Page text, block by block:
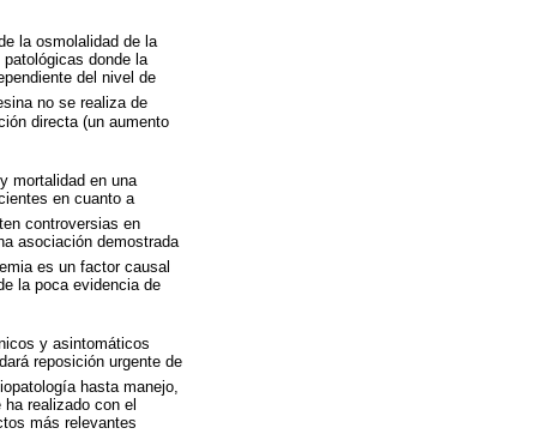
la osmolalidad de la
donde la
del nivel de
no se realiza de
directa (un aumento
mortalidad en una
en cuanto a
controversias en
asociación demostrada
es un factor causal
la poca evidencia de
y asintomáticos
reposición urgente de
hasta manejo,
realizado con el
más relevantes